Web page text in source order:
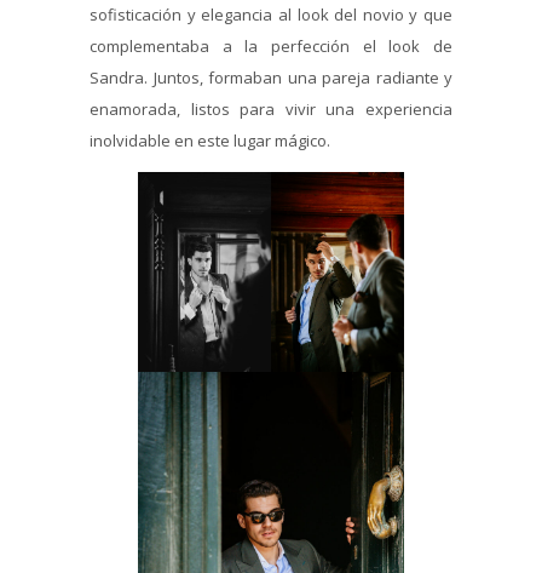
sofisticación y elegancia al look del novio y que
complementaba a la perfección el look de
Sandra. Juntos, formaban una pareja radiante y
enamorada, listos para vivir una experiencia
inolvidable en este lugar mágico.